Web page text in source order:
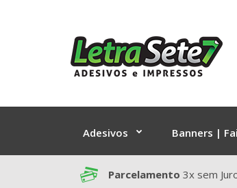
Adesivos Banners |
Parcelamento 3x sem